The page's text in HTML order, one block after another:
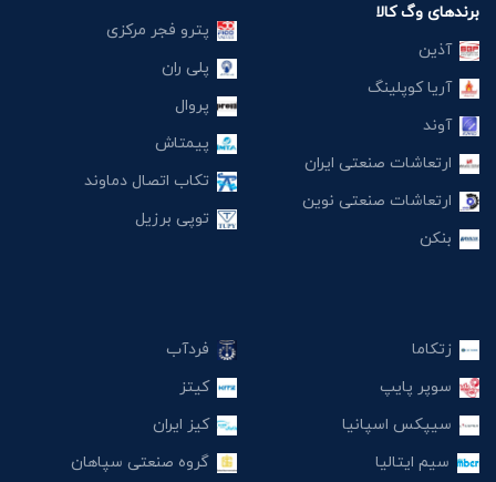
برندهای وگ کالا
آذین
آریا کوپلینگ
آوند
ارتعاشات صنعتی ایران
ارتعاشات صنعتی نوین
بنکن
پترو فجر مرکزی
پلی ران
پروال
پیمتاش
تکاب اتصال دماوند
توپی برزیل
زتکاما
سوپر پایپ
سیپکس اسپانیا
سیم ایتالیا
فردآب
کیتز
کیز ایران
گروه صنعتی سپاهان